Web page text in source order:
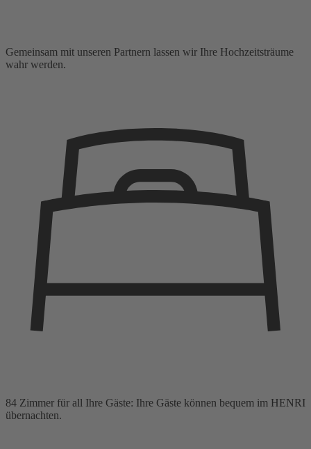
Gemeinsam mit unseren Partnern lassen wir Ihre Hochzeitsträume
wahr werden.
84 Zimmer für all Ihre Gäste: Ihre Gäste können bequem im HENRI
übernachten.